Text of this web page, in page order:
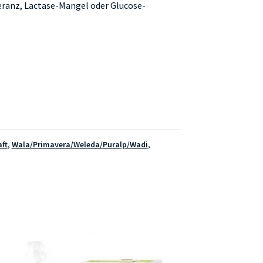
Lactase-Mangel oder Glucose-
, Wala/Primavera/Weleda/Puralp/Wadi,